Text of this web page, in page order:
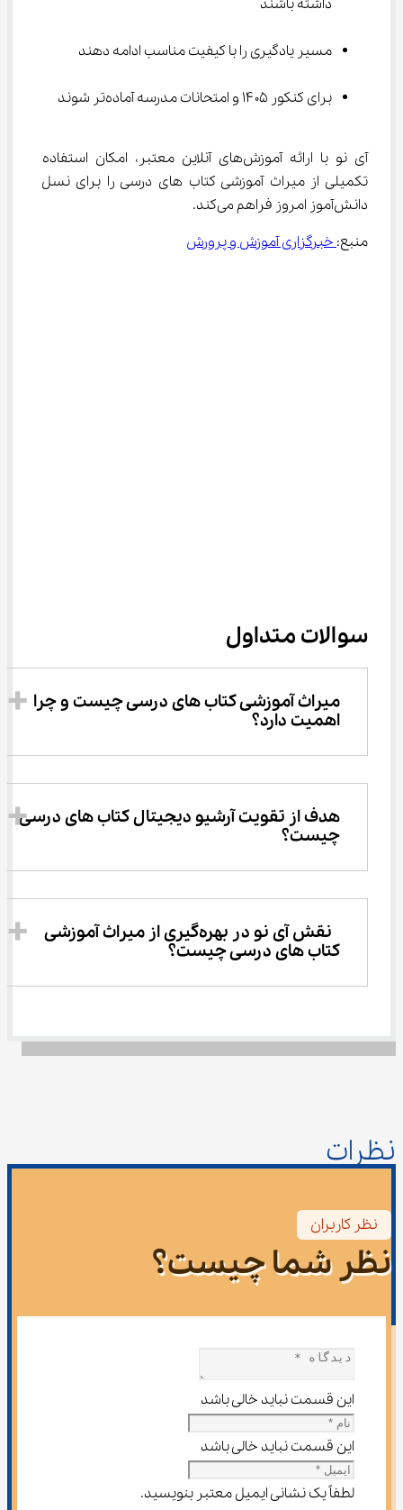
داشته باشند
مسیر یادگیری را با کیفیت مناسب ادامه دهند
برای کنکور ۱۴۰۵ و امتحانات مدرسه آماده‌تر شوند
آی ‌نو با ارائه آموزش‌های آنلاین معتبر، امکان استفاده
تکمیلی از میراث آموزشی کتاب ‌های درسی را برای نسل
دانش‌آموز امروز فراهم می‌کند.
منبع: خبرگزاری آموزش و پرورش
سوالات متداول
میراث آموزشی کتاب ‌های درسی چیست و چرا
اهمیت دارد؟
هدف از تقویت آرشیو دیجیتال کتاب‌ های درسی
چیست؟
نقش آی ‌نو در بهره‌گیری از میراث آموزشی
کتاب ‌های درسی چیست؟
نظرات
نظر کاربران
نظر شما چیست؟
این قسمت نباید خالی باشد
این قسمت نباید خالی باشد
لطفاً یک نشانی ایمیل معتبر بنویسید.